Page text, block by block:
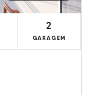
2
GARAGEM